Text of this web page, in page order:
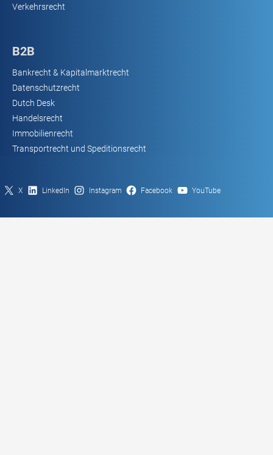
Verkehrsrecht
B2B
Bankrecht & Kapitalmarktrecht
Datenschutzrecht
Dutch Desk
Handelsrecht
Immobilienrecht
Transportrecht und Speditionsrecht
X LinkedIn Instagram Facebook YouTube